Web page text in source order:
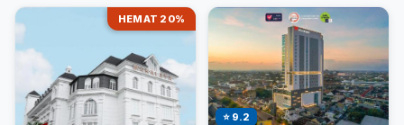
HEMAT 20%
⭐ 9.2